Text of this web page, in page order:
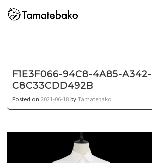
F1E3F066-94C8-4A85-A342-
C8C33CDD492B
Posted on 2021-06-18 byTamatebako